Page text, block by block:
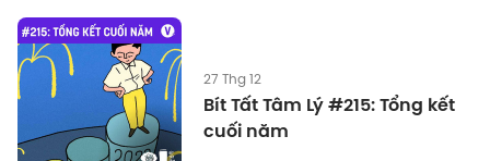
27 Thg 12
Bít Tất Tâm Lý #215: Tổng kết
cuối năm